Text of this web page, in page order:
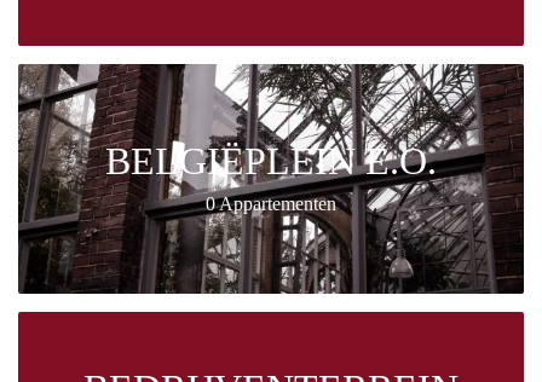
BELGIËPLEIN E.O.
0 Appartementen